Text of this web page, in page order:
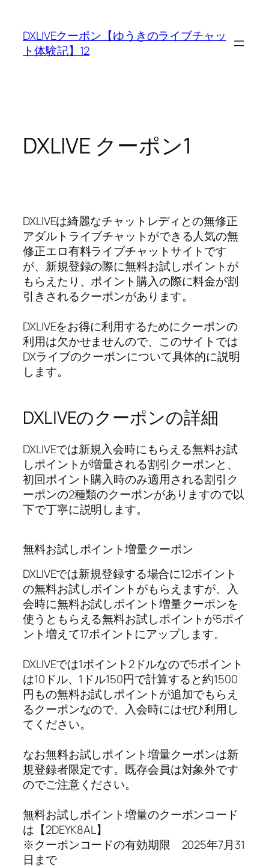
DXLIVEクーポン【ゆうきのライブチャッ
ト体験記】12
DXLIVE クーポン1
DXLIVEは綺麗なチャットレディとの無修正
アダルトライブチャットができる人気の無
修正エロ有料ライブチャットサイトです
が、新規登録の際に無料お試しポイントが
もらえたり、ポイント購入の際に料金が割
引きされるクーポンがあります。
DXLIVEをお得に利用するためにクーポンの
利用は欠かせませんので、このサイトでは
DXライブのクーポンについて具体的に説明
します。
DXLIVEのクーポンの詳細
DXLIVEでは新規入会時にもらえる無料お試
しポイントが増量される割引クーポンと、
初回ポイント購入時のみ適用される割引ク
ーポンの2種類のクーポンがありますので以
下で丁寧に説明します。
無料お試しポイント増量クーポン
DXLIVEでは新規登録する場合に12ポイント
の無料お試しポイントがもらえますが、入
会時に無料お試しポイント増量クーポンを
使うともらえる無料お試しポイントが5ポイ
ント増えて17ポイントにアップします。
DXLIVEでは1ポイント2ドルなので5ポイント
は10ドル、1ドル150円で計算すると約1500
円もの無料お試しポイントが追加でもらえ
るクーポンなので、入会時にはぜひ利用し
てください。
なお無料お試しポイント増量クーポンは新
規登録者限定です。既存会員は対象外です
のでご注意ください。
無料お試しポイント増量のクーポンコード
は【2DEYK8AL】
※クーポンコードの有効期限 2025年7月31
日まで